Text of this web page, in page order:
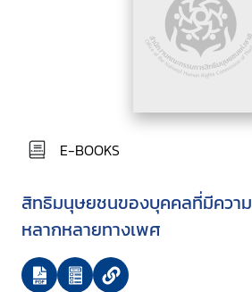
E-BOOKS
สิทธิมนุษยชนของบุคคลที่มีความ
หลากหลายทางเพศ